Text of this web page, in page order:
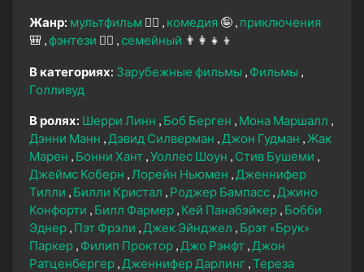
Жанр: мультфильм 🧚‍♀️ комедия 🤪 приключения
🎒
фэнтези 🧝‍♂️ семейный 👨‍👩‍👧‍👦
В категориях: Зарубежные фильмы
Фильмы
Голливуд
В ролях: Шерри Линн Боб Берген
Мона Маршалл
Дэнни Манн
Дэвид Силверман Джон Гудман
Жак
Марен
Бонни Хант Уоллес Шоун
Стив Бушеми
Джеймс Коберн
Лорейн Ньюмен
Дженнифер
Тилли
Билли Кристал Роджер Бампасс Джино
Конфорти
Билл Фармер Кей Панабэйкер Бобби
Эднер Пэт Фрэли Джек Эйнджел
Брэт «Брук»
Паркер Филип Проктор Джо Рэнфт Джон
Ратценбергер Дженнифер Дарлинг Тереза